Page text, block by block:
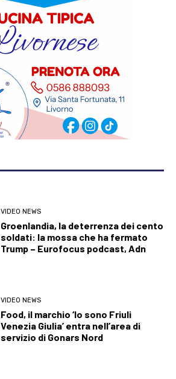
VIDEO NEWS
Groenlandia, la deterrenza dei cento
soldati: la mossa che ha fermato
Trump – Eurofocus podcast, Adn
VIDEO NEWS
Food, il marchio ‘Io sono Friuli
Venezia Giulia’ entra nell’area di
servizio di Gonars Nord